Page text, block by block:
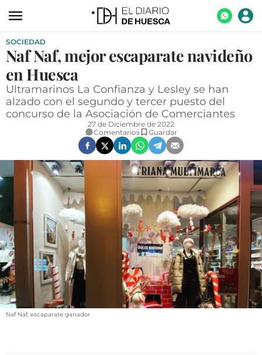
ACTUALIDAD
ECONOMÍA
TECNOLOGÍA
AGROALIMENTACIÓN
CULTURA
OPINIÓN
GALERÍAS
VÍDEOS
CONTACTAR
FIESTAS EN EL ALTO ARAGÓN
SOCIEDAD
Naf Naf, mejor escaparate navideño
en Huesca
Ultramarinos La Confianza y Lesley se han
alzado con el segundo y tercer puesto del
concurso de la Asociación de Comerciantes
27 de Diciembre de 2022
Comentarios
Guardar
Naf Naf, escaparate ganador